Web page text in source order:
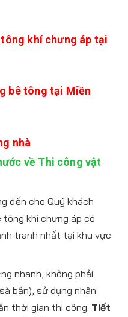
khí chưng áp tại
bê tông tại Miền
nhà
về Thi công vật
đến cho Quý khách
tông khí chưng áp có
tranh nhất tại khu vực
nhanh, không phải
bần), sử dụng nhân
thời gian thi công. Tiết